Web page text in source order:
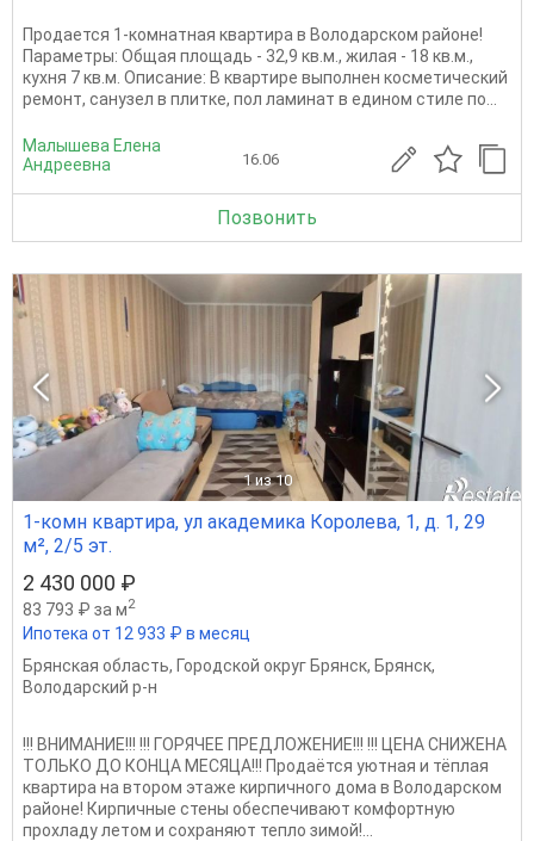
Продается 1-комнатная квартира в Володарском районе!
Параметры: Общая площадь - 32,9 кв.м., жилая - 18 кв.м.,
кухня 7 кв.м. Описание: В квартире выполнен косметический
ремонт, санузел в плитке, пол ламинат в едином стиле по...
Малышева Елена
Андреевна
16.06
Позвонить
1 из 10
1-комн квартира, ул академика Королева, 1, д. 1, 29
м², 2/5 эт.
2 430 000 ₽
83 793 ₽ за м2
Ипотека от 12 933 ₽ в месяц
Брянская область, Городской округ Брянск, Брянск,
Володарский р-н
!!! ВНИМАНИЕ!!! !!! ГОРЯЧЕЕ ПРЕДЛОЖЕНИЕ!!! !!! ЦЕНА СНИЖЕНА
ТОЛЬКО ДО КОНЦА МЕСЯЦА!!! Продаётся уютная и тёплая
квартира на втором этаже кирпичного дома в Володарском
районе! Кирпичные стены обеспечивают комфортную
прохладу летом и сохраняют тепло зимой!...